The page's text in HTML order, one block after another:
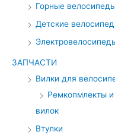
Горные
Детские
ЗАПЧАСТИ
Вилки для
Ремкопмлекты
вилок
Втулки